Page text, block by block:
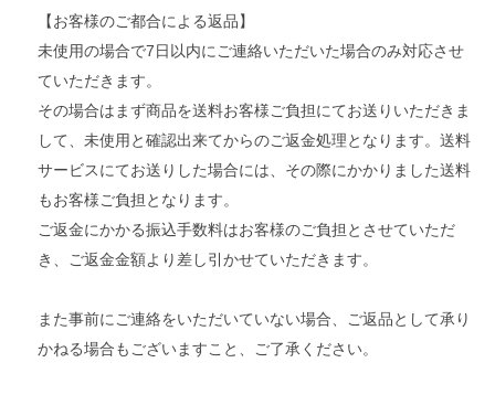
【お客様のご都合による返品】
未使用の場合で7日以内にご連絡いただいた場合のみ対応させ
ていただきます。
その場合はまず商品を送料お客様ご負担にてお送りいただきま
して、未使用と確認出来てからのご返金処理となります。送料
サービスにてお送りした場合には、その際にかかりました送料
もお客様ご負担となります。
ご返金にかかる振込手数料はお客様のご負担とさせていただ
き、ご返金金額より差し引かせていただきます。
また事前にご連絡をいただいていない場合、ご返品として承り
かねる場合もございますこと、ご了承ください。